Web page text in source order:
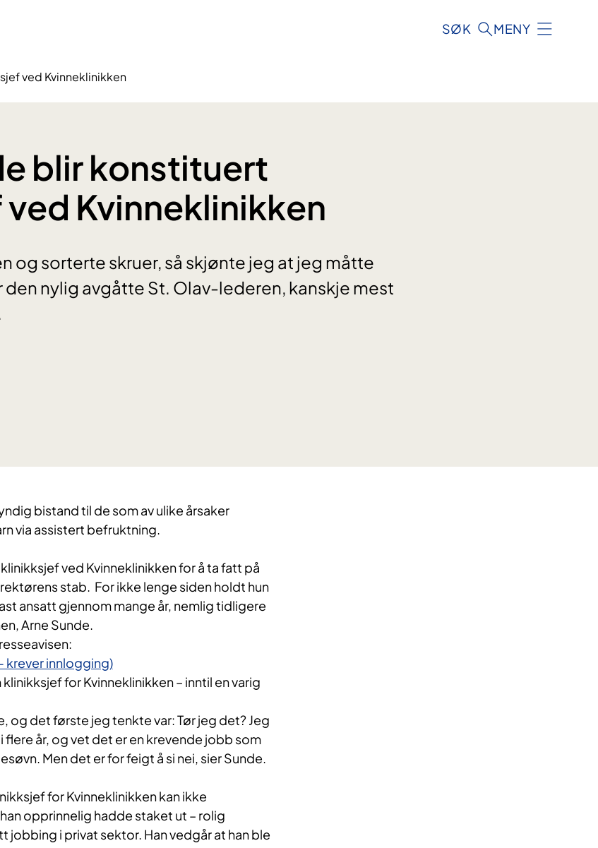
SØK MENY
ved Kvinneklinikken
blir konstituert
Kvinneklinikken
og sorterte skruer, så skjønte jeg at jeg måtte
den nylig avgåtte St. Olav-lederen, kanskje mest
bistand til de som av ulike årsaker
via assistert befruktning.
ved Kvinneklinikken for å ta fatt på
stab. For ikke lenge siden holdt hun
ansatt gjennom mange år, nemlig tidligere
Arne Sunde.
krever innlogging)
for Kvinneklinikken – inntil en varig
og det første jeg tenkte var: Tør jeg det? Jeg
flere år, og vet det er en krevende jobb som
Men det er for feigt å si nei, sier Sunde.
for Kvinneklinikken kan ikke
opprinnelig hadde staket ut – rolig
i privat sektor. Han vedgår at han ble